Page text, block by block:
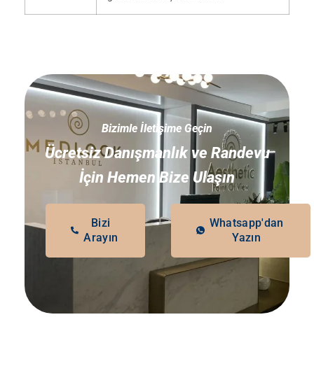
Bizimle İletişime Geçin
Ücretsiz Danışmanlık ve Randevu
İçin Hemen Bize Ulaşın
Bizi
Arayın
Whatsapp'dan
Yazın